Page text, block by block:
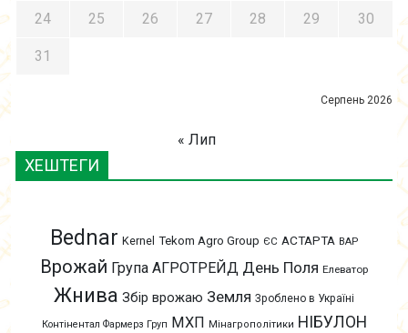
Серпень 2026
24 25 26 27 28 29 30
31
« Лип
ХЕШТЕГИ
Bednar Kernel Tekom Agro Group ЄС АСТАРТА ВАР
Врожай Група АГРОТРЕЙД День Поля Елеватор
Жнива Збір врожаю Земля Зроблено в Україні
Контінентал Фармерз Груп МХП Мінагрополітики НІБУЛОН